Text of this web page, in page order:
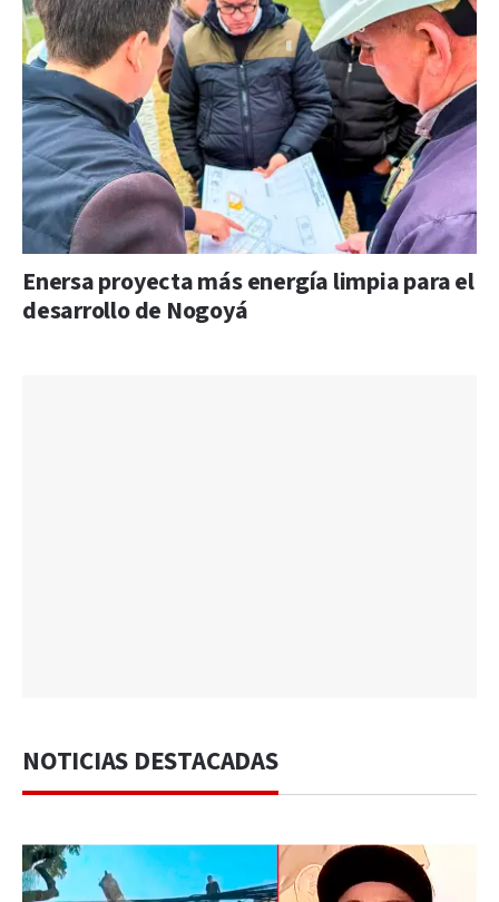
Enersa proyecta más energía limpia para el
desarrollo de Nogoyá
NOTICIAS DESTACADAS